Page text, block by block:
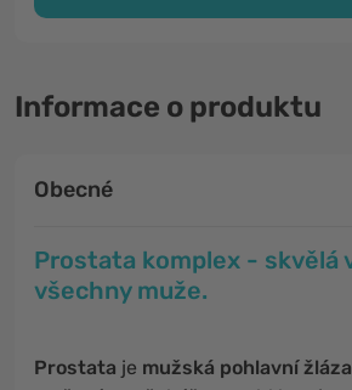
Informace o produktu
Obecné
Prostata komplex - skvělá
všechny muže.
Prostata je mužská pohlavní žláza